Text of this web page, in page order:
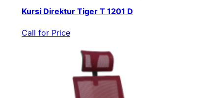
Kursi Direktur Tiger T 1201 D
Call for Price